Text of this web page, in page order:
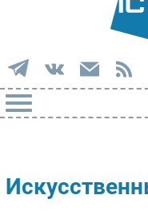
Импорто­замещение
Автоматизация